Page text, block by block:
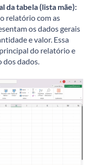
da tabela (lista mãe):
relatório com as
os dados gerais
e valor. Essa
do relatório e
dos dados.